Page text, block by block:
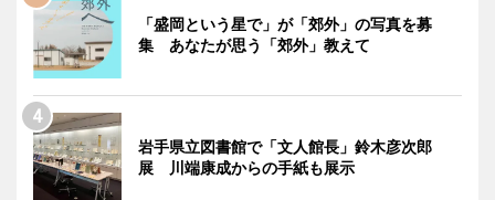
「盛岡という星で」が「郊外」の写真を募
集 あなたが思う「郊外」教えて
岩手県立図書館で「文人館長」鈴木彦次郎
展 川端康成からの手紙も展示